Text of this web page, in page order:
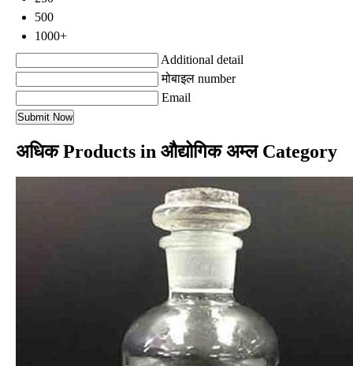
500
1000+
Additional detail
मोबाइल number
Email
अधिक Products in औद्योगिक अम्ल Category